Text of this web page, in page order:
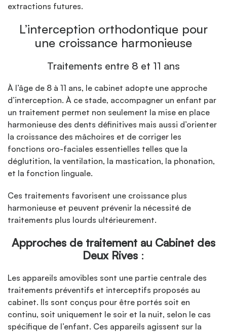
extractions futures.
L’interception orthodontique pour
une croissance harmonieuse
Traitements entre 8 et 11 ans
À l’âge de 8 à 11 ans, le cabinet adopte une approche
d’interception. À ce stade, accompagner un enfant par
un traitement permet non seulement la mise en place
harmonieuse des dents définitives mais aussi d’orienter
la croissance des mâchoires et de corriger les
fonctions oro-faciales essentielles telles que la
déglutition, la ventilation, la mastication, la phonation,
et la fonction linguale.
Ces traitements favorisent une croissance plus
harmonieuse et peuvent prévenir la nécessité de
traitements plus lourds ultérieurement.
Approches de traitement au Cabinet des
Deux Rives :
Les appareils amovibles sont une partie centrale des
traitements préventifs et interceptifs proposés au
cabinet. Ils sont conçus pour être portés soit en
continu, soit uniquement le soir et la nuit, selon le cas
spécifique de l’enfant. Ces appareils agissent sur la